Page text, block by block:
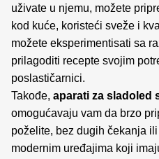
uživate u njemu, možete
kod kuće, koristeći sveže i
možete eksperimentisati sa
prilagoditi recepte svojim
poslastičarnici.
Takođe, aparati za sladoled
omogućavaju vam da brzo
poželite, bez dugih čekanja
modernim uređajima koji